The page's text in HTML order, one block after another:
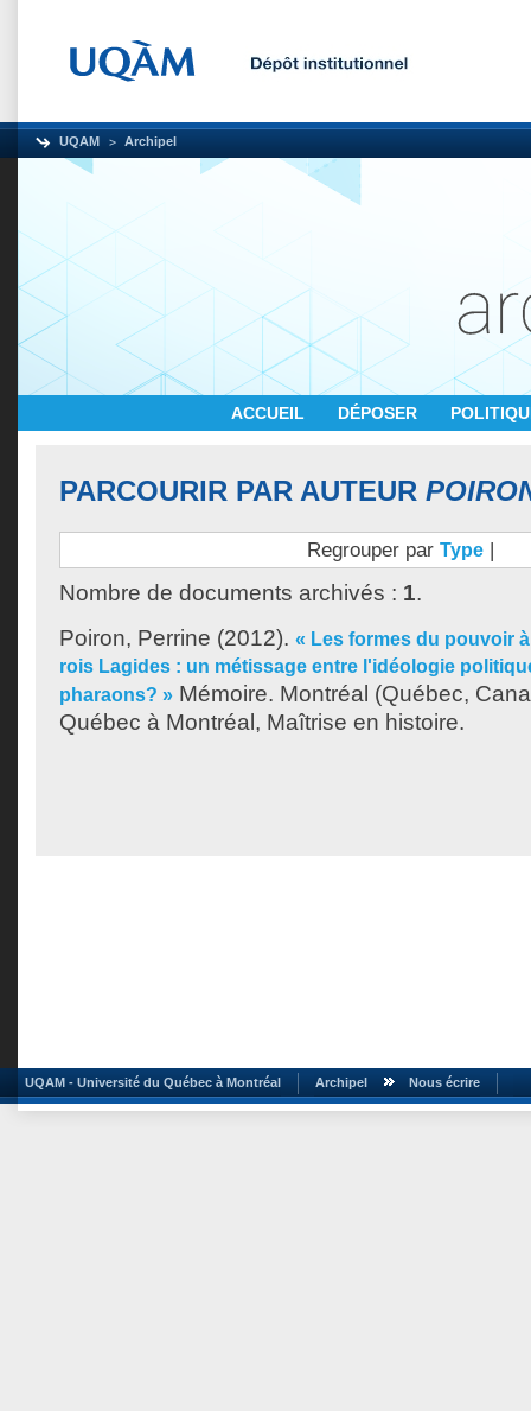
UQAM Archipel
ACCUEIL DÉPOSER
PARCOURIR PAR AUTEUR
Regrouper par Type |
Nombre de documents archivés : 1.
Poiron, Perrine (2012). « Les formes du pouvoir
rois Lagides : un métissage entre l'idéologie
pharaons? » Mémoire. Montréal (Québec,
Québec à Montréal, Maîtrise en histoire.
UQAM - Université du Québec à Montréal Archipel Nous écrire